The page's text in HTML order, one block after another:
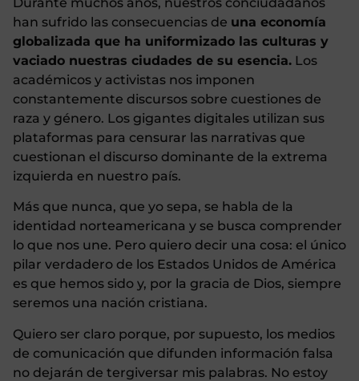
han sufrido las consecuencias de una economía
globalizada que ha uniformizado las culturas y
vaciado nuestras ciudades de su esencia. Los
académicos y activistas nos imponen
constantemente discursos sobre cuestiones de
raza y género. Los gigantes digitales utilizan sus
plataformas para censurar las narrativas que
cuestionan el discurso dominante de la extrema
izquierda en nuestro país.
Más que nunca, que yo sepa, se habla de la
identidad norteamericana y se busca comprender
lo que nos une. Pero quiero decir una cosa: el único
pilar verdadero de los Estados Unidos de América
es que hemos sido y, por la gracia de Dios, siempre
seremos una nación cristiana.
Quiero ser claro porque, por supuesto, los medios
de comunicación que difunden información falsa
no dejarán de tergiversar mis palabras. No estoy